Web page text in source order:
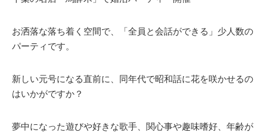
お洒落な落ち着く空間で、「全員と会話ができる」少人数の
パーティです。
新しい元号になる直前に、同年代で昭和話に花を咲かせるの
はいかがですか？
夢中になった遊びや好きな歌手、関心事や趣味嗜好、年齢が